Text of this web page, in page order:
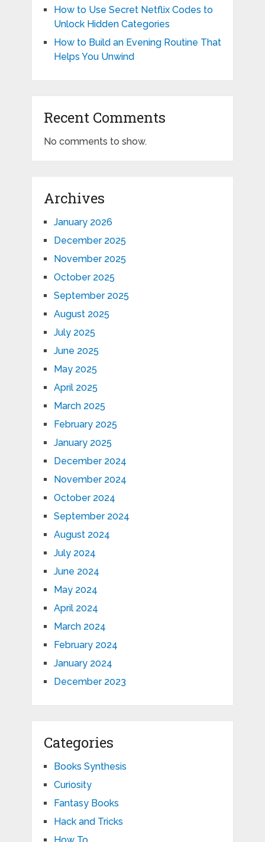
How to Use Secret Netflix Codes to
Unlock Hidden Categories
How to Build an Evening Routine That
Helps You Unwind
Recent Comments
No comments to show.
Archives
January 2026
December 2025
November 2025
October 2025
September 2025
August 2025
July 2025
June 2025
May 2025
April 2025
March 2025
February 2025
January 2025
December 2024
November 2024
October 2024
September 2024
August 2024
July 2024
June 2024
May 2024
April 2024
March 2024
February 2024
January 2024
December 2023
Categories
Books Synthesis
Curiosity
Fantasy Books
Hack and Tricks